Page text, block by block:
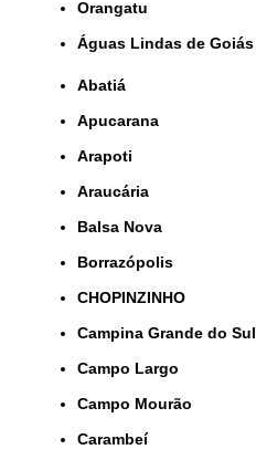
orangatu
Águas Lindas de Goiás
Abatiá
Apucarana
Arapoti
Araucária
Balsa Nova
Borrazópolis
CHOPINZINHO
Campina Grande do Sul
Campo Largo
Campo Mourão
Carambeí